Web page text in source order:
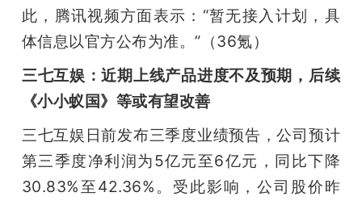
此，腾讯视频方面表示：“暂无接入计划，具
体信息以官方公布为准。”（36氪）
三七互娱：近期上线产品进度不及预期，后续
《小小蚁国》等或有望改善
三七互娱日前发布三季度业绩预告，公司预计
第三季度净利润为5亿元至6亿元，同比下降
30.83%至42.36%。受此影响，公司股价昨